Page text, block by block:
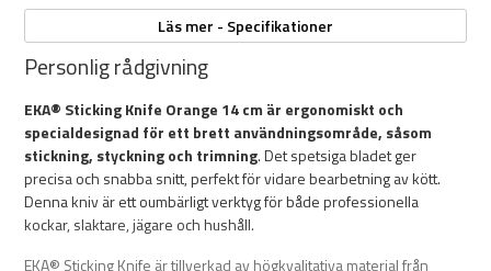
ÖVRIGT
Passar till EKA Butcher Sheath 8-18 cm
Läs mer - Specifikationer
Personlig rådgivning
EKA® Sticking Knife Orange 14 cm är ergonomiskt och
specialdesignad för ett brett användningsområde, såsom
stickning, styckning och trimning. Det spetsiga bladet ger
precisa och snabba snitt, perfekt för vidare bearbetning av kött.
Denna kniv är ett oumbärligt verktyg för både professionella
kockar, slaktare, jägare och hushåll.
EKA® Sticking Knife är tillverkad av högkvalitativa material från